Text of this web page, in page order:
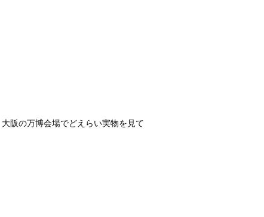
阪の万博会場でどえらい実物を見て